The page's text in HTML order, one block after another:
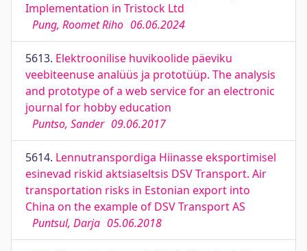
Implementation in Tristock Ltd
Pung, Roomet Riho 06.06.2024
5613. Elektroonilise huvikoolide päeviku
veebiteenuse analüüs ja prototüüp. The analysis
and prototype of a web service for an electronic
journal for hobby education
Puntso, Sander 09.06.2017
5614. Lennutranspordiga Hiinasse eksportimisel
esinevad riskid aktsiaseltsis DSV Transport. Air
transportation risks in Estonian export into
China on the example of DSV Transport AS
Puntsul, Darja 05.06.2018